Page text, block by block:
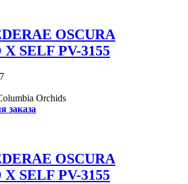
OSCURA
SELF PV-3155
Orchids
заказа
OSCURA
SELF PV-3155